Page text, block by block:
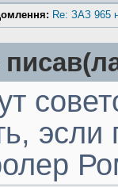
Re: ЗАЗ 965
эсли